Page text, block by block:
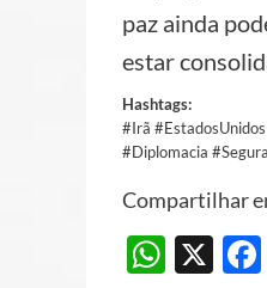
paz ainda
estar
Hashtags:
#Irã
#Diplomacia
Compartilhar
X